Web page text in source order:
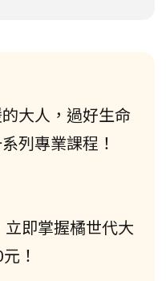
大人，過好生命
列專業課程！
即掌握橘世代大
！